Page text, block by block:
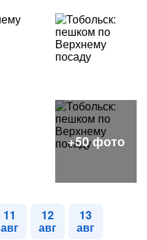
11
авг
12
авг
13
авг